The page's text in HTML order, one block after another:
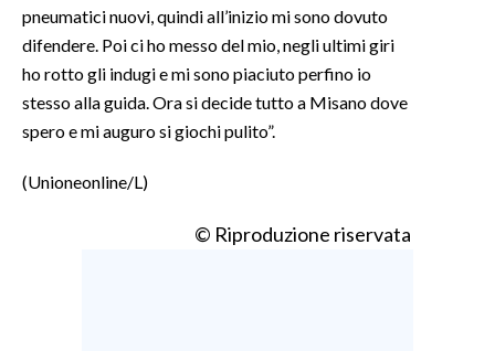
pneumatici nuovi, quindi all’inizio mi sono dovuto
difendere. Poi ci ho messo del mio, negli ultimi giri
ho rotto gli indugi e mi sono piaciuto perfino io
stesso alla guida. Ora si decide tutto a Misano dove
spero e mi auguro si giochi pulito”.
(Unioneonline/L)
© Riproduzione riservata